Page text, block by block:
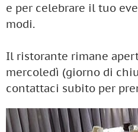
e per celebrare il tuo
modi.
Il ristorante rimane
mercoledì (giorno di
contattaci subito per